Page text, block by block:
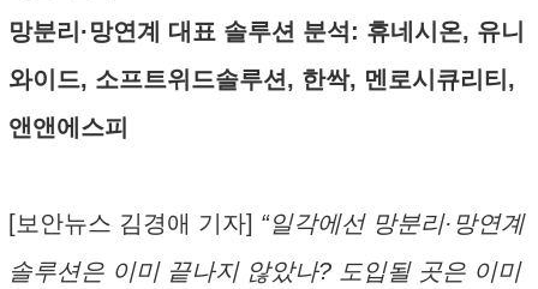
망분리·망연계 대표 솔루션 분석: 휴네시온, 유니
와이드, 소프트위드솔루션, 한싹, 멘로시큐리티,
앤앤에스피
[보안뉴스 김경애 기자] “일각에선 망분리·망연계
솔루션은 이미 끝나지 않았나? 도입될 곳은 이미